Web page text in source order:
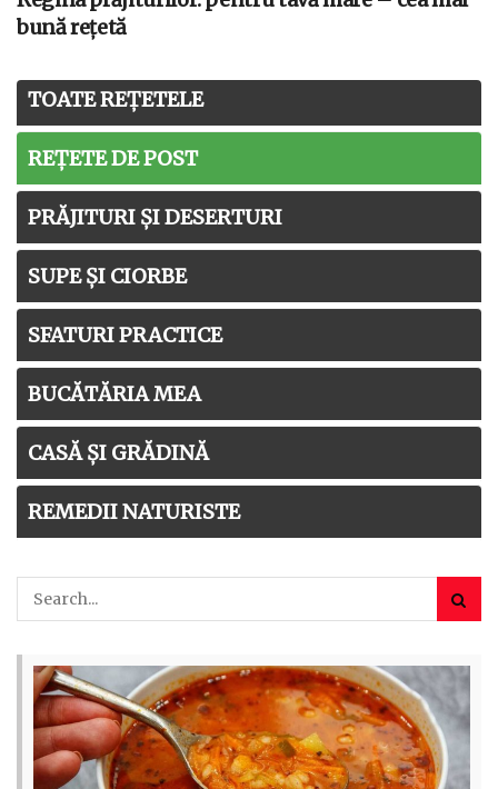
bună rețetă
TOATE REȚETELE
REȚETE DE POST
PRĂJITURI ȘI DESERTURI
SUPE ȘI CIORBE
SFATURI PRACTICE
BUCĂTĂRIA MEA
CASĂ ȘI GRĂDINĂ
REMEDII NATURISTE